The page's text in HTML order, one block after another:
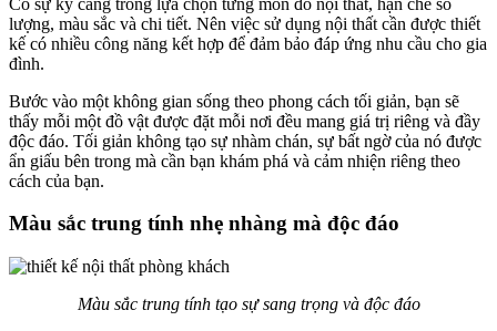
lượng, màu sắc và chi tiết. Nên việc sử dụng nội thất cần được thiết
kế có nhiều công năng kết hợp để đảm bảo đáp ứng nhu cầu cho gia
đình.
Bước vào một không gian sống theo phong cách tối giản, bạn sẽ
thấy mỗi một đồ vật được đặt mỗi nơi đều mang giá trị riêng và đầy
độc đáo. Tối giản không tạo sự nhàm chán, sự bất ngờ của nó được
ẩn giấu bên trong mà cần bạn khám phá và cảm nhiện riêng theo
cách của bạn.
Màu sắc trung tính nhẹ nhàng mà độc đáo
Màu sắc trung tính tạo sự sang trọng và độc đáo